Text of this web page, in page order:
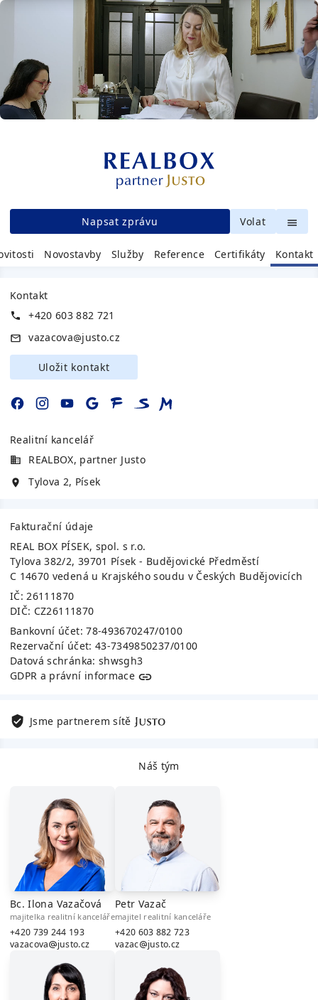
Napsat zprávu Volat
Novostavby Služby Reference Certifikáty Kontakt
Kontakt
+420 603 882 721
vazacova
justo.cz
Uložit kontakt
Realitní kancelář
REALBOX, partner Justo
Tylova 2, Písek
Fakturační údaje
REAL BOX PÍSEK, spol. s r.o.
Tylova 382/2, 39701 Písek - Budějovické Předměstí
C 14670 vedená u Krajského soudu v Českých Budějovicích
IČ:26111870
DIČ: CZ26111870
Bankovní účet:78-493670247/0100
Rezervační účet: 43-7349850237/0100
Datová schránka: shwsgh3
GDPR a právní informace
Jsme partnerem sítě JUSTO
Náš tým
Bc. Ilona Vazačová
majitelka realitní kanceláře
+420 739 244 193
vazacova
justo.cz
Petr Vazač
majitel realitní kanceláře
+420 603 882 723
vazac
justo.cz